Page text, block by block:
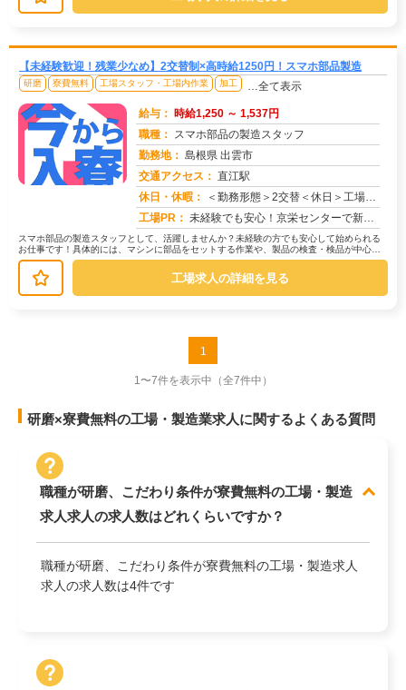
【未経験歓迎！残業少なめ】2交替制×高時給1250円！スマホ部品製造
研磨 寮費無料 工場スタッフ・工場内作業 加工 …全て表示
給与： 時給1,250 ～ 1,537円
職種： スマホ部品の製造スタッフ
勤務地： 島根県 出雲市
交通アクセス： 直江駅
休日・休暇：
＜勤務形態＞2交替＜休日＞工場カレンダーによる
工場PR： 未経験でも安心！京栄センターで新しい一歩を踏み出してみませんか？→2000名以上の紹介実績があり、充実のサポート体...
スマホ部品の製造スタッフとして、活躍しませんか？未経験の方でも安心して始められる
お仕事です！具体的には、マシンに部品をセットする作業や、製品の検査・検品が中心で
す。難しい操作は一切ありません。→...
工場求人の詳細を見る
1
1〜7件を表示中 （全7件中）
研磨×寮費無料の工場・製造業求人に関するよくある質問
職種が研磨、こだわり条件が寮費無料の工場・製造
求人求人の求人数はどれくらいですか？
職種が研磨、こだわり条件が寮費無料の工場・製造求人
求人の求人数は4件です